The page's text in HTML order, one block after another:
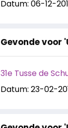
Datum: 06-12-
Gevonde voor
31e Tusse de
Datum: 23-02-